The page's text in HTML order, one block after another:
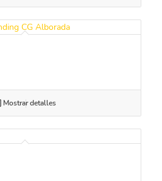
Mostrar detalles